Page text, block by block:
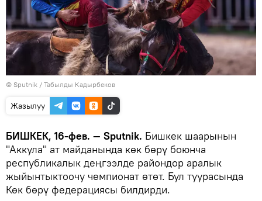
© Sputnik / Табылды Кадырбеков
Жазылуу
БИШКЕК, 16-фев. — Sputnik. Бишкек шаарынын
"Аккула" ат майданында көк бөрү боюнча
республикалык деңгээлде райондор аралык
жыйынтыктоочу чемпионат өтөт. Бул туурасында
Көк бөрү федерациясы билдирди.